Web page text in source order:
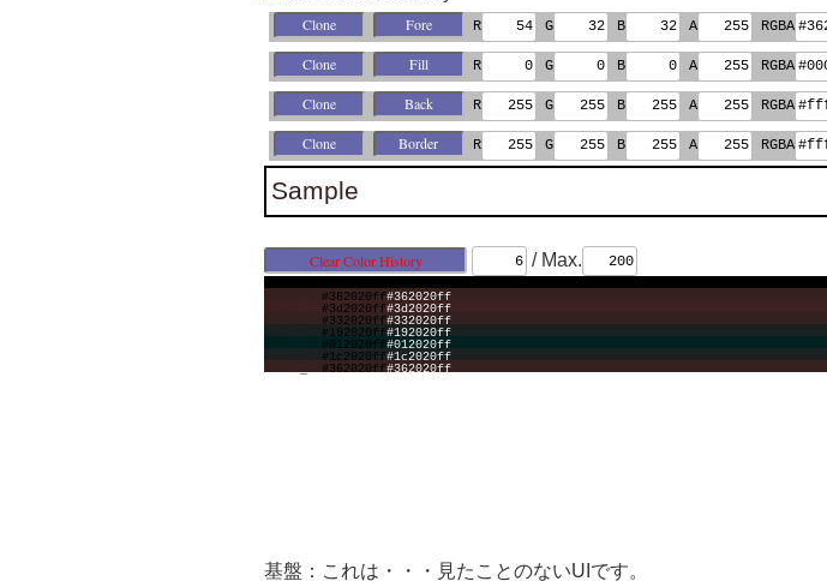
R G B A RGBA
R G B A RGBA
R G B A RGBA
R G B A RGBA
Sample
/ Max.
#362020ff#362020ff
#3d2020ff#3d2020ff
#332020ff#332020ff
#192020ff#192020ff
#012020ff#012020ff
#1c2020ff#1c2020ff
#362020ff#362020ff
基盤：これは・・・見たことのないUIです。